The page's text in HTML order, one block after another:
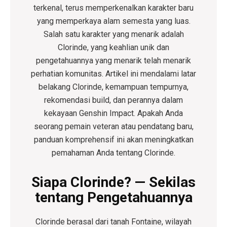
terkenal, terus memperkenalkan karakter baru
yang memperkaya alam semesta yang luas.
Salah satu karakter yang menarik adalah
Clorinde, yang keahlian unik dan
pengetahuannya yang menarik telah menarik
perhatian komunitas. Artikel ini mendalami latar
belakang Clorinde, kemampuan tempurnya,
rekomendasi build, dan perannya dalam
kekayaan Genshin Impact. Apakah Anda
seorang pemain veteran atau pendatang baru,
panduan komprehensif ini akan meningkatkan
pemahaman Anda tentang Clorinde.
Siapa Clorinde? — Sekilas
tentang Pengetahuannya
Clorinde berasal dari tanah Fontaine, wilayah